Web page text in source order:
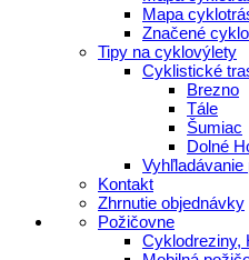
Mapa
Značené
Tipy na cyklovýlety
Cyklistické
Brezno
Tále
Šumiac
Dolné
Kontakt
Zhrnutie objednávky
Požičovne
Cyklodreziny,